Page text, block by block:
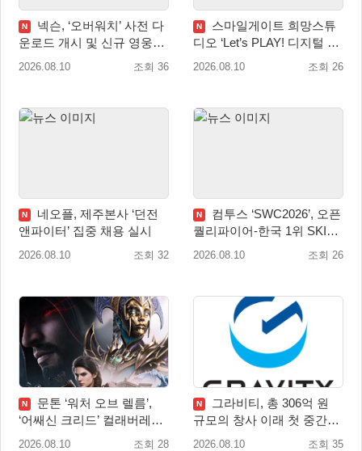
N
넥슨, ‘오버워치’ 사전 다
운로드 개시 및 신규 영웅
‘디몬(D.Mon)’ 공개!
2026.08.10 조회 36
N
스마일게이트 희망스튜
디오 ‘Let’s PLAY! 디지털 창
작 탐험대’ 참여 기관 및 멘
2026.08.10 조회 26
N
네오플, 제주본사 ‘던전
앤파이터’ 집중 채용 실시
2026.08.10 조회 32
N
컴투스 ‘SWC2026’, 오픈
퀄리파이어-한국 1위 SKIT
월드 파이널 진출!
2026.08.10 조회 26
N
문톤 ‘워처 오브 렐름’,
‘어쌔신 크리드’ 컬래버레이
션 8월 20일 실시
2026.08.10 조회 28
N
그라비티, 총 306억 원
규모의 창사 이래 첫 중간배
당 확정
2026.08.10 조회 35